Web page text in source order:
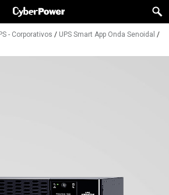
- Corporativos / UPS Smart App Onda Senoidal /